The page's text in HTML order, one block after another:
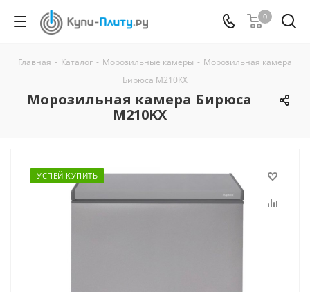
0
Главная - Каталог - Морозильные камеры - Морозильная камера
Бирюса M210KX
Морозильная камера Бирюса
M210KX
УСПЕЙ КУПИТЬ